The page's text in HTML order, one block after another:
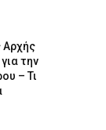
είχε γεμιστήρα
Αρχής
την
– Τι